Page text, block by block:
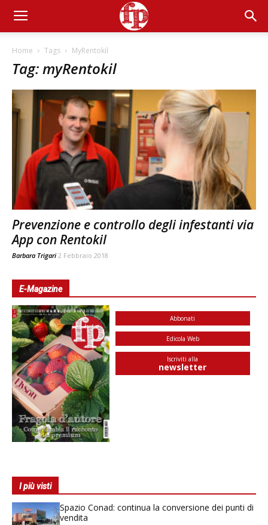
Home Tags MyRentokil
Tag: myRentokil
Prevenzione e controllo degli infestanti via
App con Rentokil
Barbara Trigari 2 Febbraio 2018
E-Magazine
Abbonati
Edicola Web
Iscriviti alla
newsletter
I più visti
Spazio Conad: continua la conversione dei punti di
vendita